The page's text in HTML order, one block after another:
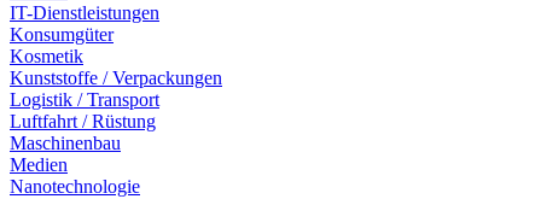
IT-Dienstleistungen
Konsumgüter
Kosmetik
Kunststoffe / Verpackungen
Logistik / Transport
Luftfahrt / Rüstung
Maschinenbau
Medien
Nanotechnologie